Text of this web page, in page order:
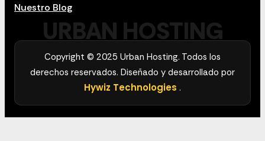
Nuestro Blog
URBAN HOSTING
Copyright © 2025 Urban Hosting. Todos los
derechos reservados. Diseñado y desarrollado por
Hywiz Technologies .